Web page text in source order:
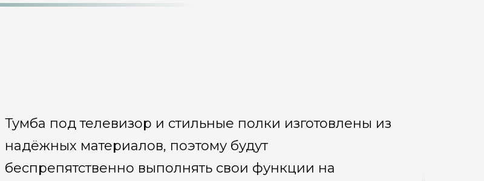
Тумба под телевизор и стильные полки изготовлены из
надёжных материалов, поэтому будут
беспрепятственно выполнять свои функции на